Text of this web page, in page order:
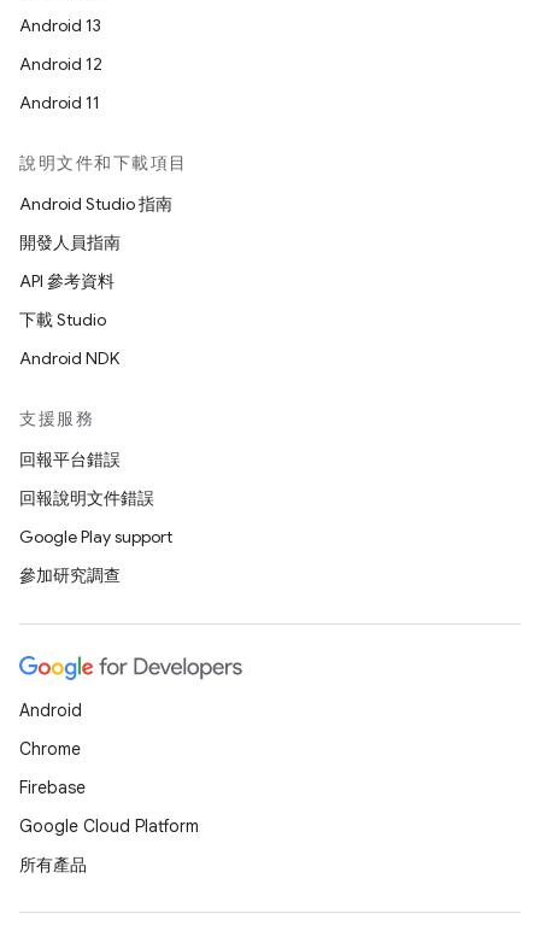
Android 13
Android 12
Android 11
說明文件和下載項目
Android Studio 指南
開發人員指南
API 參考資料
下載 Studio
Android NDK
支援服務
回報平台錯誤
回報說明文件錯誤
Google Play support
參加研究調查
Android
Chrome
Firebase
Google Cloud Platform
所有產品